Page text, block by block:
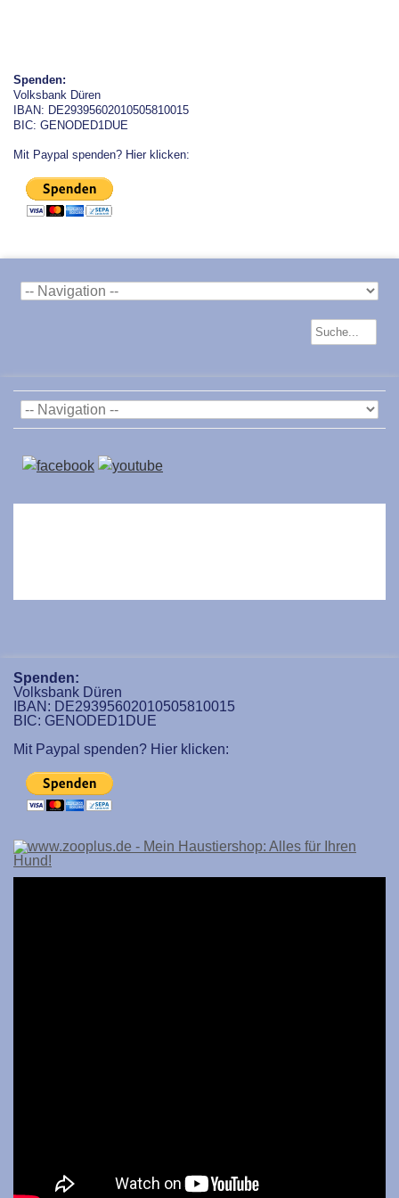
Spenden:
Volksbank Düren
IBAN: DE29395602010505810015
BIC: GENODED1DUE
Mit Paypal spenden? Hier klicken:
Spenden:
Volksbank Düren
IBAN: DE29395602010505810015
BIC: GENODED1DUE
Mit Paypal spenden? Hier klicken: